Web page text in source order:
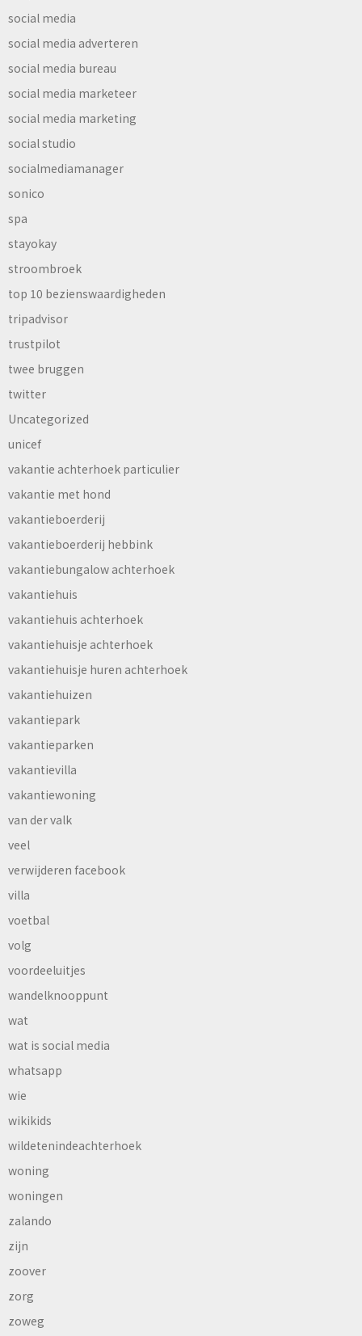
social media
social media adverteren
social media bureau
social media marketeer
social media marketing
social studio
socialmediamanager
sonico
spa
stayokay
stroombroek
top 10 bezienswaardigheden
tripadvisor
trustpilot
twee bruggen
twitter
Uncategorized
unicef
vakantie achterhoek particulier
vakantie met hond
vakantieboerderij
vakantieboerderij hebbink
vakantiebungalow achterhoek
vakantiehuis
vakantiehuis achterhoek
vakantiehuisje achterhoek
vakantiehuisje huren achterhoek
vakantiehuizen
vakantiepark
vakantieparken
vakantievilla
vakantiewoning
van der valk
veel
verwijderen facebook
villa
voetbal
volg
voordeeluitjes
wandelknooppunt
wat
wat is social media
whatsapp
wie
wikikids
wildetenindeachterhoek
woning
woningen
zalando
zijn
zoover
zorg
zoweg